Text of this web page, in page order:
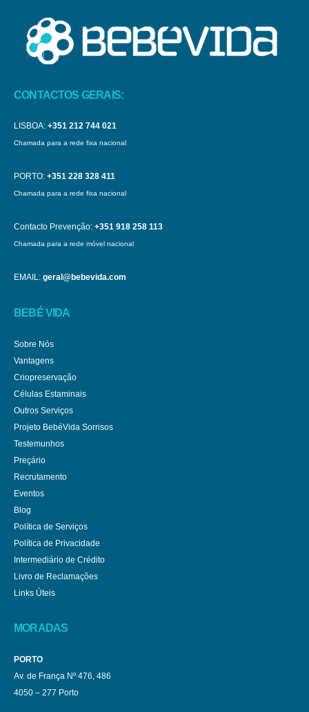
CONTACTOS GERAIS:
LISBOA: +351 212 744 021
Chamada para a rede fixa nacional
PORTO: +351 228 328 411
Chamada para a rede fixa nacional
Contacto Prevenção: +351 918 258 113
Chamada para a rede móvel nacional
EMAIL: geral@bebevida.com
BEBÉ VIDA
Sobre Nós
Vantagens
Criopreservação
Células Estaminais
Outros Serviços
Projeto BebéVida Sorrisos
Testemunhos
Preçário
Recrutamento
Eventos
Blog
Política de Serviços
Política de Privacidade
Intermediário de Crédito
Livro de Reclamações
Links Úteis
MORADAS
PORTO
Av. de França Nº 476, 486
4050 – 277 Porto